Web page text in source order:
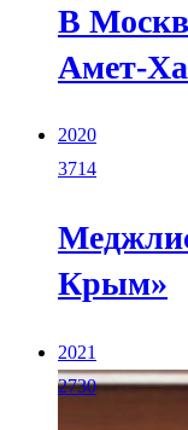
В
Амет-
2020
3714
Крым»
2021
2730